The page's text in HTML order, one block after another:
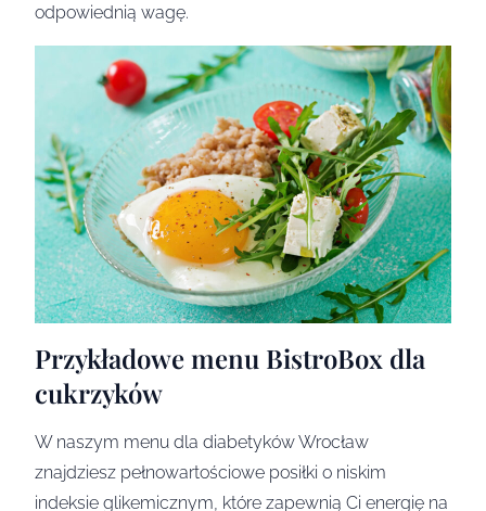
odpowiednią wagę.
Przykładowe menu BistroBox dla
cukrzyków
W naszym menu dla diabetyków Wrocław
znajdziesz pełnowartościowe posiłki o niskim
indeksie glikemicznym, które zapewnią Ci energię na